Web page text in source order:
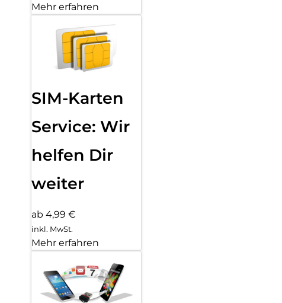
Mehr erfahren
SIM-Karten
Service: Wir
helfen Dir
weiter
ab 4,99 €
inkl. MwSt.
Mehr erfahren